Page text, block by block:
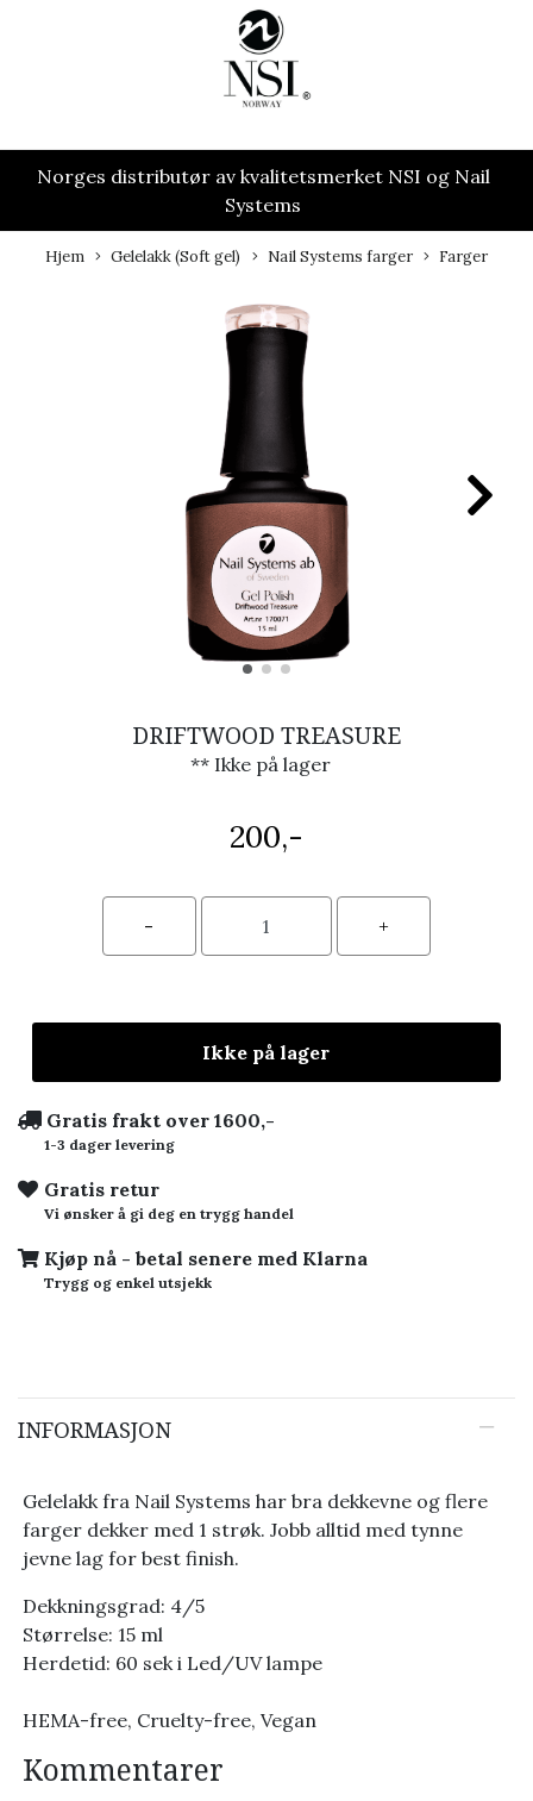
Norges distributør av kvalitetsmerket NSI og Nail
Systems
Hjem Gelelakk (Soft gel) Nail Systems farger Farger
DRIFTWOOD TREASURE
** Ikke på lager
200,-
Ikke på lager
Gratis frakt over 1600,-
1-3 dager levering
Gratis retur
Vi ønsker å gi deg en trygg handel
Kjøp nå - betal senere med Klarna
Trygg og enkel utsjekk
INFORMASJON
Gelelakk fra Nail Systems har bra dekkevne og flere
farger dekker med 1 strøk. Jobb alltid med tynne
jevne lag for best finish.
Dekkningsgrad: 4/5
Størrelse: 15 ml
Herdetid: 60 sek i Led/UV lampe
HEMA-free, Cruelty-free, Vegan
Kommentarer